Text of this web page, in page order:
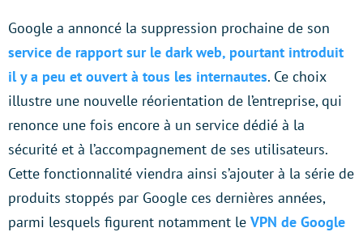
Google a annoncé la suppression prochaine de son
service de rapport sur le dark web, pourtant introduit
il y a peu et ouvert à tous les internautes. Ce choix
illustre une nouvelle réorientation de l’entreprise, qui
renonce une fois encore à un service dédié à la
sécurité et à l’accompagnement de ses utilisateurs.
Cette fonctionnalité viendra ainsi s’ajouter à la série de
produits stoppés par Google ces dernières années,
parmi lesquels figurent notamment le VPN de Google